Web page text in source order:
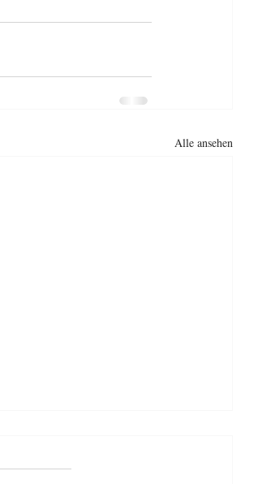
Alle ansehen